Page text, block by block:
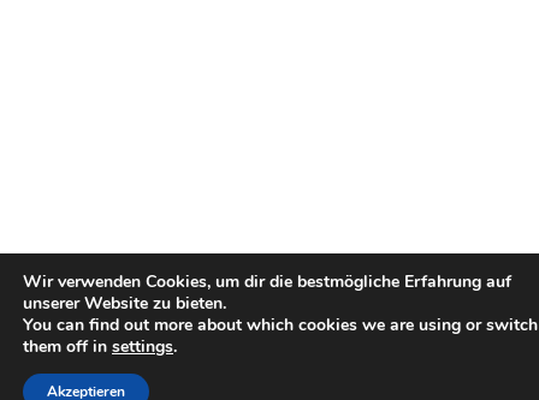
Wir verwenden Cookies, um dir die bestmögliche Erfahrung auf
unserer Website zu bieten.
You can find out more about which cookies we are using or switch
them off in settings.
Akzeptieren